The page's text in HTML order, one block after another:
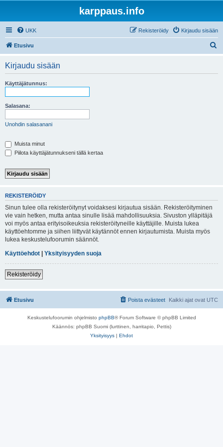
karppaus.info
UKK Kirjaudu sisään
Rekisteröidy
Etusivu
Kirjaudu sisään
Käyttäjätunnus:
Salasana:
Unohdin salasanani
Muista minut
Piilota käyttäjätunnukseni tällä kertaa
REKISTERÖIDY
Sinun tulee olla rekisteröitynyt voidaksesi kirjautua sisään. Rekisteröityminen
vie vain hetken, mutta antaa sinulle lisää mahdollisuuksia. Sivuston ylläpitäjä
voi myös antaa erityisoikeuksia rekisteröityneille käyttäjille. Muista lukea
käyttöehtomme ja siihen liittyvät käytännöt ennen kirjautumista. Muista myös
lukea keskustelufoorumin säännöt.
Käyttöehdot | Yksityisyyden suoja
Rekisteröidy
Etusivu Kaikki ajat ovat UTC
Poista evästeet
Keskustelufoorumin ohjelmisto phpBB® Forum Software © phpBB Limited
Käännös: phpBB Suomi (lurttinen, harritapio, Pettis)
Yksityisyys | Ehdot